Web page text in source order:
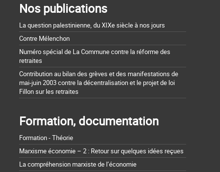
Nos publications
La question palestinienne, du XIXe siècle à nos jours
Contre Mélenchon
Numéro spécial de La Commune contre la réforme des
retraites
Contribution au bilan des grèves et des manifestations de
mai-juin 2003 contre la décentralisation et le projet de loi
Fillon sur les retraites
Formation, documentation
Formation - Théorie
Marxisme économie – 2 : Retour sur quelques idées reçues
La compréhension marxiste de l’économie